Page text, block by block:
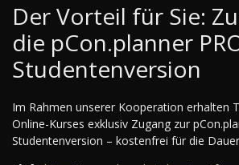
Der Vorteil für Sie:
die pCon.planner
Studentenversion
Im Rahmen unserer Kooperation erhalten
Online-Kurses exklusiv Zugang zur
Studentenversion – kostenfrei für die